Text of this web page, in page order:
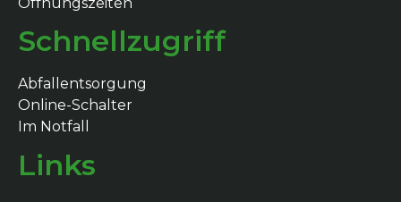
Schnellzugriff
Abfallentsorgung
Online-Schalter
Im Notfall
Links